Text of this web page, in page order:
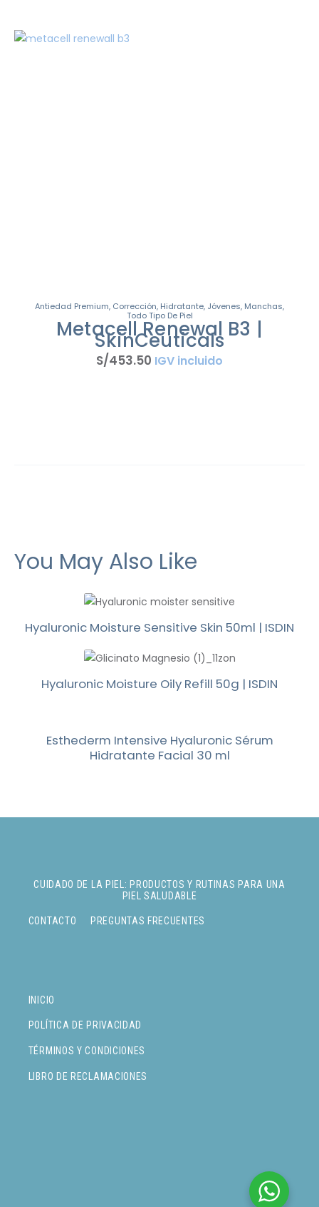
Antiedad Premium, Corrección, Hidratante, Jóvenes, Manchas,
Todo Tipo De Piel
Metacell Renewal B3 |
SkinCeuticals
S/453.50 IGV incluido
You May Also Like
Hyaluronic Moisture Sensitive Skin 50ml | ISDIN
Hyaluronic Moisture Oily Refill 50g | ISDIN
Esthederm Intensive Hyaluronic Sérum
Hidratante Facial 30 ml
INICIO
POLÍTICA DE PRIVACIDAD
TÉRMINOS Y CONDICIONES
LIBRO DE RECLAMACIONES
CUIDADO DE LA PIEL: PRODUCTOS Y RUTINAS PARA UNA
PIEL SALUDABLE
CONTACTO PREGUNTAS FRECUENTES